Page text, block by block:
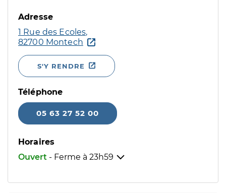
Adresse
1 Rue des Ecoles,
82700 Montech
S'Y RENDRE
Téléphone
05 63 27 52 00
Horaires
Ouvert - Ferme à 23h59